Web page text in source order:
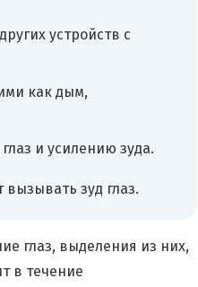
устройств с
как дым,
и усилению зуда.
зуд глаз.
глаз, выделения из них,
в течение